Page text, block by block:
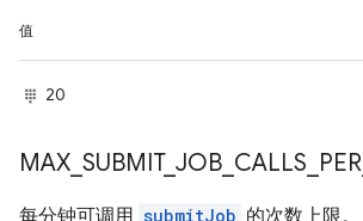
值
20
MAX SUBMIT_ JOB CALLS PER
每分钟可调用 submitJob 的次数上限。